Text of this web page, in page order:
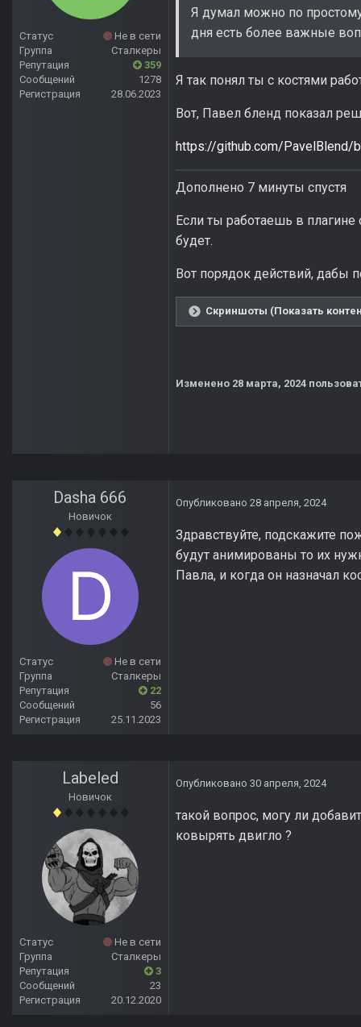
Статус
Не в сети
Группа
Сталкеры
Репутация
359
Сообщений
1278
Регистрация
28.06.2023
Я думал можно по
дня есть более важные
Я так понял ты с костями
Вот, Павел бленд показал
https://github.com/
Дополнено 7 минуты спустя
Если ты работаешь в
будет.
Вот порядок действий, дабы
Скриншоты (Показать
Изменено 28 марта, 2024
Dasha 666
Новичок
Статус
Не в сети
Группа
Сталкеры
Репутация
22
Сообщений
56
Регистрация
25.11.2023
Опубликовано 28 апреля, 2024
Здравствуйте, подскажите
будут анимированы то их
Павла, и когда он назначал
Labeled
Новичок
Статус
Не в сети
Группа
Сталкеры
Репутация
3
Сообщений
23
Регистрация
20.12.2020
Опубликовано 30 апреля, 2024
такой вопрос, могу ли
ковырять двигло ?